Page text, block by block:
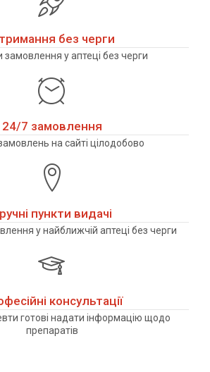
без черги
у аптеці без черги
24/7 замовлення
на сайті цілодобово
пункти видачі
у найближчій аптеці без черги
консультації
готові надати інформацію щодо
препаратів